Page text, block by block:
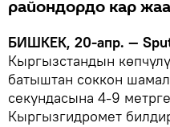
райондордо кар
БИШКЕК, 20-апр. —
Кыргызстандын
батыштан соккон
секундасына 4-9
Кыргызгидромет